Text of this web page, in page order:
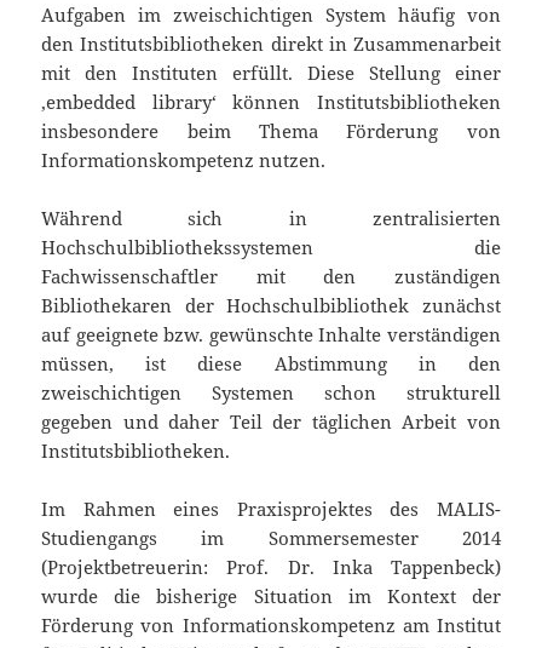
Aufgaben im zweischichtigen System häufig von
den Institutsbibliotheken direkt in Zusammenarbeit
mit den Instituten erfüllt. Diese Stellung einer
‚embedded library‘ können Institutsbibliotheken
insbesondere beim Thema Förderung von
Informationskompetenz nutzen.
Während sich in zentralisierten
Hochschulbibliothekssystemen die
Fachwissenschaftler mit den zuständigen
Bibliothekaren der Hochschulbibliothek zunächst
auf geeignete bzw. gewünschte Inhalte verständigen
müssen, ist diese Abstimmung in den
zweischichtigen Systemen schon strukturell
gegeben und daher Teil der täglichen Arbeit von
Institutsbibliotheken.
Im Rahmen eines Praxisprojektes des MALIS-
Studiengangs im Sommersemester 2014
(Projektbetreuerin: Prof. Dr. Inka Tappenbeck)
wurde die bisherige Situation im Kontext der
Förderung von Informationskompetenz am Institut